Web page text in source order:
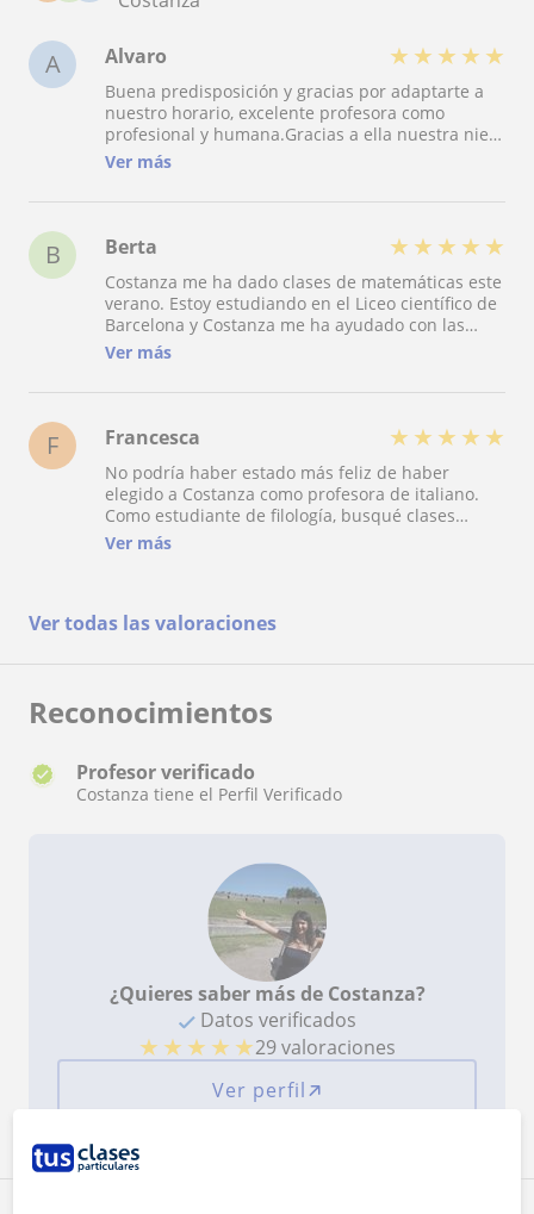
A Alvaro ★ ★ ★ ★ ★
Buena predisposición y gracias por adaptarte a
nuestro horario, excelente profesora como
profesional y humana.Gracias a ella nuestra nieta
de 7 años puede hablar fluidamente italiano.Mi
Ver más
B Berta ★ ★ ★ ★ ★
Costanza me ha dado clases de matemáticas este
verano. Estoy estudiando en el Liceo científico de
Barcelona y Costanza me ha ayudado con las
mates. Sus clases me han servido mucho ya que
comprender conceptos que antes me parecían
las mates y gracias a ella y a sus clases he
Es una persona muy paciente y muy amable, y me
ha apoyado mucho desde la primera clase.
Ver más
F Francesca ★ ★ ★ ★ ★
No podría haber estado más feliz de haber
elegido a Costanza como profesora de italiano.
Como estudiante de filología, busqué clases
particulares para complementar las de la
metodología es dinámica e interactiva,
equilibrada, haciendo que cada clase sea efectiva
aprendizaje acogedor y personalizado, siempre
dispuesta a resolver dudas y ofrece explicaciones
enseñanza cultural es realmente contagioso, así
que, Como estudiante, siempre me sentí
Ver más
Ver todas las valoraciones
Reconocimientos
Profesor verificado
Costanza tiene el Perfil Verificado
¿Quieres saber más de Costanza?
Datos verificados
★ ★ ★ ★ ★29 valoraciones
Ver perfil